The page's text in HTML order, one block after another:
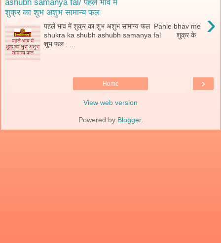
शुक्र का शुभ अशुभ सामान्य फल
›
पहले भाव में शुक्र का शुभ अशुभ सामान्य फल Pahle bhav me
shukra ka shubh ashubh samanya fal शुक्र के
शुभ फल : ...
›
Home
View web version
Powered by Blogger.